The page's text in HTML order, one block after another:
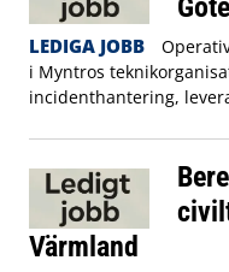
LEDIGA JOBB
i Myntros
incidenthantering,
Värmland